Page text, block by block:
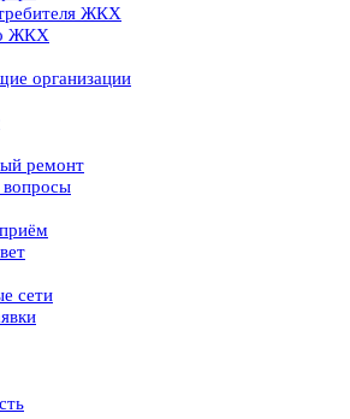
ЖКХ
ЖКХ
организации
ремонт
сети